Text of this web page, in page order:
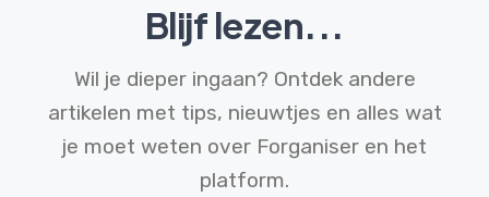
Blijf lezen...
Wil je dieper ingaan? Ontdek andere
artikelen met tips, nieuwtjes en alles wat
je moet weten over Forganiser en het
platform.